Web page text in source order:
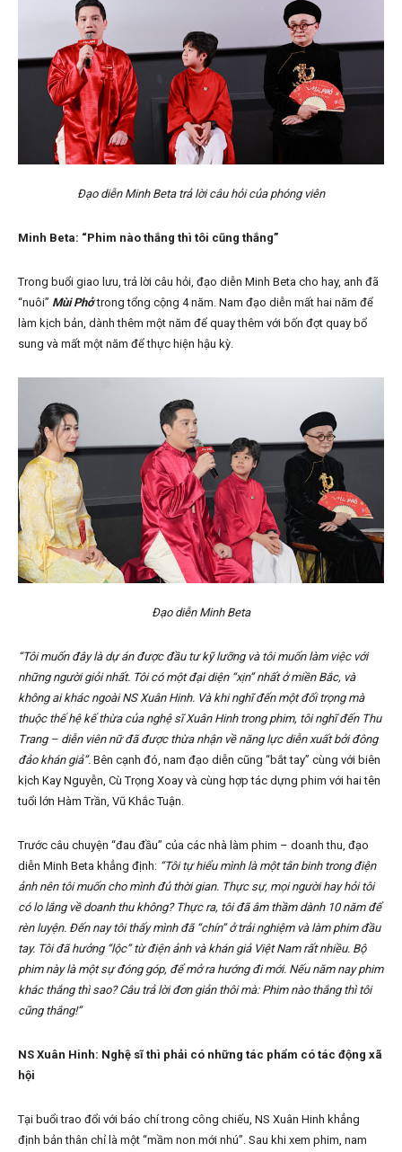
Đạo diễn Minh Beta trả lời câu hỏi của phóng viên
Minh Beta: “Phim nào thắng thì tôi cũng thắng”
Trong buổi giao lưu, trả lời câu hỏi, đạo diễn Minh Beta cho hay, anh đã
“nuôi” Mùi Phởtrong tổng cộng 4 năm. Nam đạo diễn mất hai năm để
làm kịch bản, dành thêm một năm để quay thêm với bốn đợt quay bổ
sung và mất một năm để thực hiện hậu kỳ.
Đạo diễn Minh Beta
“Tôi muốn đây là dự án được đầu tư kỹ lưỡng và tôi muốn làm việc với
những người giỏi nhất. Tôi có một đại diện “xịn” nhất ở miền Bắc, và
không ai khác ngoài NS Xuân Hinh. Và khi nghĩ đến một đối trọng mà
thuộc thế hệ kế thừa của nghệ sĩ Xuân Hinh trong phim, tôi nghĩ đến Thu
Trang – diễn viên nữ đã được thừa nhận về năng lực diễn xuất bởi đông
đảo khán giả”. Bên cạnh đó, nam đạo diễn cũng “bắt tay” cùng với biên
kịch Kay Nguyễn, Cù Trọng Xoay và cùng hợp tác dựng phim với hai tên
tuổi lớn Hàm Trần, Vũ Khắc Tuận.
Trước câu chuyện “đau đầu” của các nhà làm phim – doanh thu, đạo
diễn Minh Beta khẳng định: “Tôi tự hiểu mình là một tân binh trong điện
ảnh nên tôi muốn cho mình đủ thời gian. Thực sự, mọi người hay hỏi tôi
có lo lắng về doanh thu không? Thực ra, tôi đã âm thầm dành 10 năm để
rèn luyện. Đến nay tôi thấy mình đã “chín” ở trải nghiệm và làm phim đầu
tay. Tôi đã hưởng “lộc” từ điện ảnh và khán giả Việt Nam rất nhiều. Bộ
phim này là một sự đóng góp, để mở ra hướng đi mới. Nếu năm nay phim
khác thắng thì sao? Câu trả lời đơn giản thôi mà: Phim nào thắng thì tôi
cũng thắng!”
NS Xuân Hinh: Nghệ sĩ thì phải có những tác phẩm có tác động xã
hội
Tại buổi trao đổi với báo chí trong công chiếu, NS Xuân Hinh khẳng
định bản thân chỉ là một “mầm non mới nhú”. Sau khi xem phim, nam